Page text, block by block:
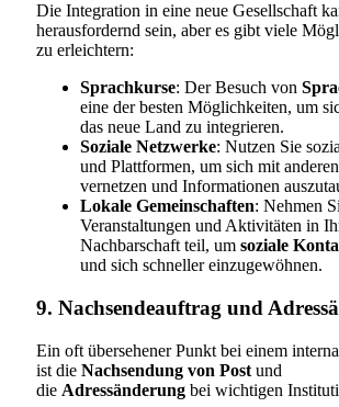
Die Integration in eine neue Gesellschaft
herausfordernd sein, aber es gibt viele
zu erleichtern:
Sprachkurse: Der Besuch von
eine der besten Möglichkeiten, um
das neue Land zu integrieren.
Soziale Netzwerke: Nutzen Sie
und Plattformen, um sich mit
vernetzen und Informationen
Lokale Gemeinschaften: Nehmen
Veranstaltungen und Aktivitäten in
Nachbarschaft teil, um soziale
und sich schneller einzugewöhnen.
9. Nachsendeauftrag und
Ein oft übersehener Punkt bei einem
ist die Nachsendung von Post und
die Adressänderung bei wichtigen